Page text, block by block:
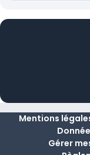
Mentions
Gérer